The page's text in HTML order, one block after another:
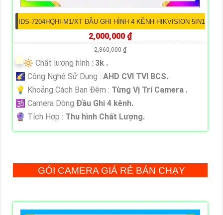
IDS-7204HQHI-M1/XT ĐẦU GHI HÌNH 4 KÊNH HIKVISION 5IN1
2,000,000 ₫
2,860,000 ₫
🔆 Chất lượng hình : 3k .
🌠 Công Nghệ Sử Dụng : AHD CVI TVI BCS.
💡 Khoảng Cách Ban Đêm : Từng Vị Trí Camera .
🕉️ Camera Dòng Đầu Ghi 4 kênh.
️🔮 Tích Hợp : Thu hình Chất Lượng.
GÓI CAMERA GIÁ RẺ BÁN CHẠY